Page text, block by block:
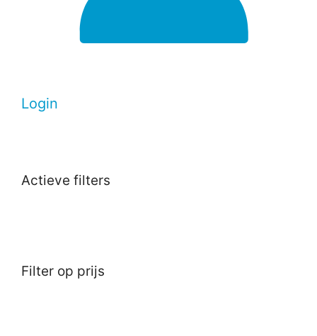
Login
Actieve filters
Filter op prijs